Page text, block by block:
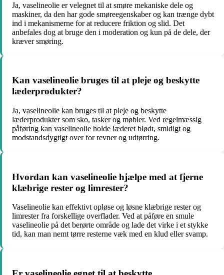
Ja, vaselineolie er velegnet til at smøre mekaniske dele og
maskiner, da den har gode smøreegenskaber og kan trænge dybt
ind i mekanismerne for at reducere friktion og slid. Det
anbefales dog at bruge den i moderation og kun på de dele, der
kræver smøring.
Kan vaselineolie bruges til at pleje og beskytte
læderprodukter?
Ja, vaselineolie kan bruges til at pleje og beskytte
læderprodukter som sko, tasker og møbler. Ved regelmæssig
påføring kan vaselineolie holde læderet blødt, smidigt og
modstandsdygtigt over for revner og udtørring.
Hvordan kan vaselineolie hjælpe med at fjerne
klæbrige rester og limrester?
Vaselineolie kan effektivt opløse og løsne klæbrige rester og
limrester fra forskellige overflader. Ved at påføre en smule
vaselineolie på det berørte område og lade det virke i et stykke
tid, kan man nemt tørre resterne væk med en klud eller svamp.